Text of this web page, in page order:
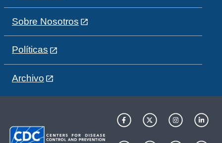
Sobre Nosotros
Políticas
Archivo